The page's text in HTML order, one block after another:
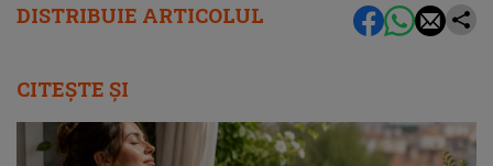
DISTRIBUIE ARTICOLUL
CITEȘTE ȘI